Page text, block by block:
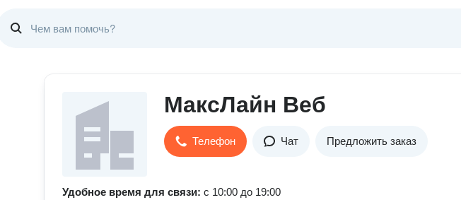
МаксЛайн Веб
Телефон Чат Предложить заказ
Удобное время для связи: с 10:00 до 19:00